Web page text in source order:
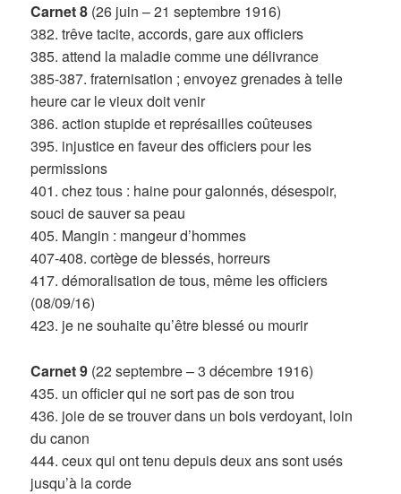
Carnet 8 (26 juin – 21 septembre 1916)
382. trêve tacite, accords, gare aux officiers
385. attend la maladie comme une délivrance
385-387. fraternisation ; envoyez grenades à telle
heure car le vieux doit venir
386. action stupide et représailles coûteuses
395. injustice en faveur des officiers pour les
permissions
401. chez tous : haine pour galonnés, désespoir,
souci de sauver sa peau
405. Mangin : mangeur d’hommes
407-408. cortège de blessés, horreurs
417. démoralisation de tous, même les officiers
(08/09/16)
423. je ne souhaite qu’être blessé ou mourir
Carnet 9 (22 septembre – 3 décembre 1916)
435. un officier qui ne sort pas de son trou
436. joie de se trouver dans un bois verdoyant, loin
du canon
444. ceux qui ont tenu depuis deux ans sont usés
jusqu’à la corde